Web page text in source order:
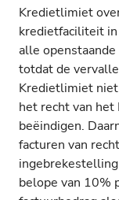
Kredietlimiet
kredietfaciliteit
alle
totdat de
Kredietlimiet
het recht van
beëindigen.
facturen van
belope van 10%